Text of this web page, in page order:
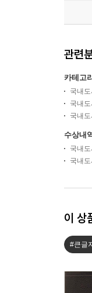
관련
카테고
국내도
국내도
국내도
수상내
국내도
국내도
이 상
#큰글